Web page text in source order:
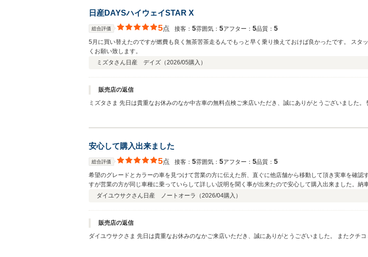
日産DAYSハイウェイSTAR X
総合評価 5点 接客： 5雰囲気： 5アフター： 5品質： 5
5月に買い替えたのですが燃費も良く無茶苦茶走るんでもっと早く乗り換えておけば良かったです。 スタ
くお願い致します。
ミズタさん 日産 デイズ（2026/05購入）
販売店の返信
ミズタさま 先日は貴重なお休みのなか中古車の無料点検ご来店いただき、誠にありがとうございました。 弊社では長く大切にお車に乗っていただきたいと思い、アフターサービスに
安心して購入出来ました
総合評価 5点 接客： 5雰囲気： 5アフター： 5品質： 5
希望のグレードとカラーの車を見つけて営業の方に伝えた所、直ぐに他店舗から移動して頂き実車を確
すが営業の方が同じ車種に乗っていらして詳しい説明を聞く事が出来たので安心して購入出来ました。
備の方も素人にもわかりやすく丁寧に説明して頂けるので安心して任せられます。
ダイユウサクさん 日産 ノートオーラ（2026/04購入）
販売店の返信
ダイユウサクさま 先日は貴重なお休みのなかご来店いただき、誠にありがとうございました。 またクチコミにご投稿いただきありがとうございました。 タイミングよくご希望のお